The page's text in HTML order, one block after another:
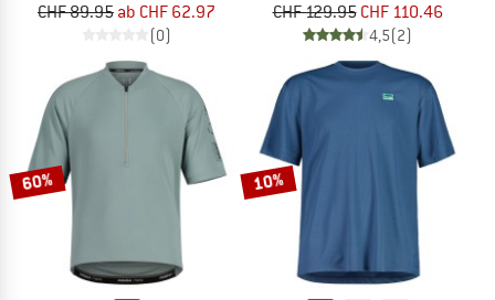
CHF 89.95 ab CHF 62.97
(0)
CHF 129.95 CHF 110.46
4,5(2)
60% 10%